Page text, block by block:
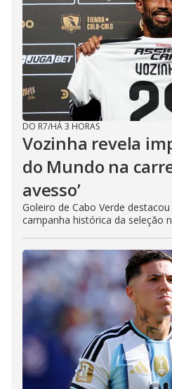
DO R7/HÁ 3 HORAS
Vozinha revela
do Mundo na
avesso’
Goleiro de Cabo Verde
campanha histórica da seleção